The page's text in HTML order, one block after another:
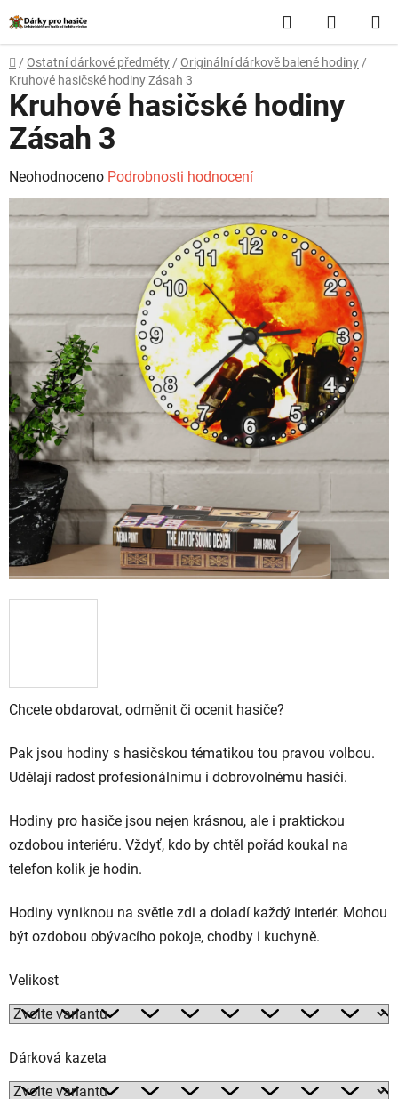
na
obsah
Hledat
KOŠÍK
Domů
/ Ostatní dárkové předměty / Originální dárkově balené hodiny /
Kruhové hasičské hodiny Zásah 3
Chcete obdarovat, odměnit či ocenit hasiče?
Pak jsou hodiny s hasičskou tématikou tou pravou volbou.
Udělají radost profesionálnímu i dobrovolnému hasiči.
Hodiny pro hasiče jsou nejen krásnou, ale i praktickou
ozdobou interiéru. Vždyť, kdo by chtěl pořád koukal na
telefon kolik je hodin.
Hodiny vyniknou na světle zdi a doladí každý interiér. Mohou
být ozdobou obývacího pokoje, chodby i kuchyně.
Velikost
Dárková kazeta
Kruhové hasičské hodiny
Zásah 3
Průměrné
hodnocení
produktu
0,0
5
hvězdiček.
Neohodnoceno Podrobnosti hodnocení